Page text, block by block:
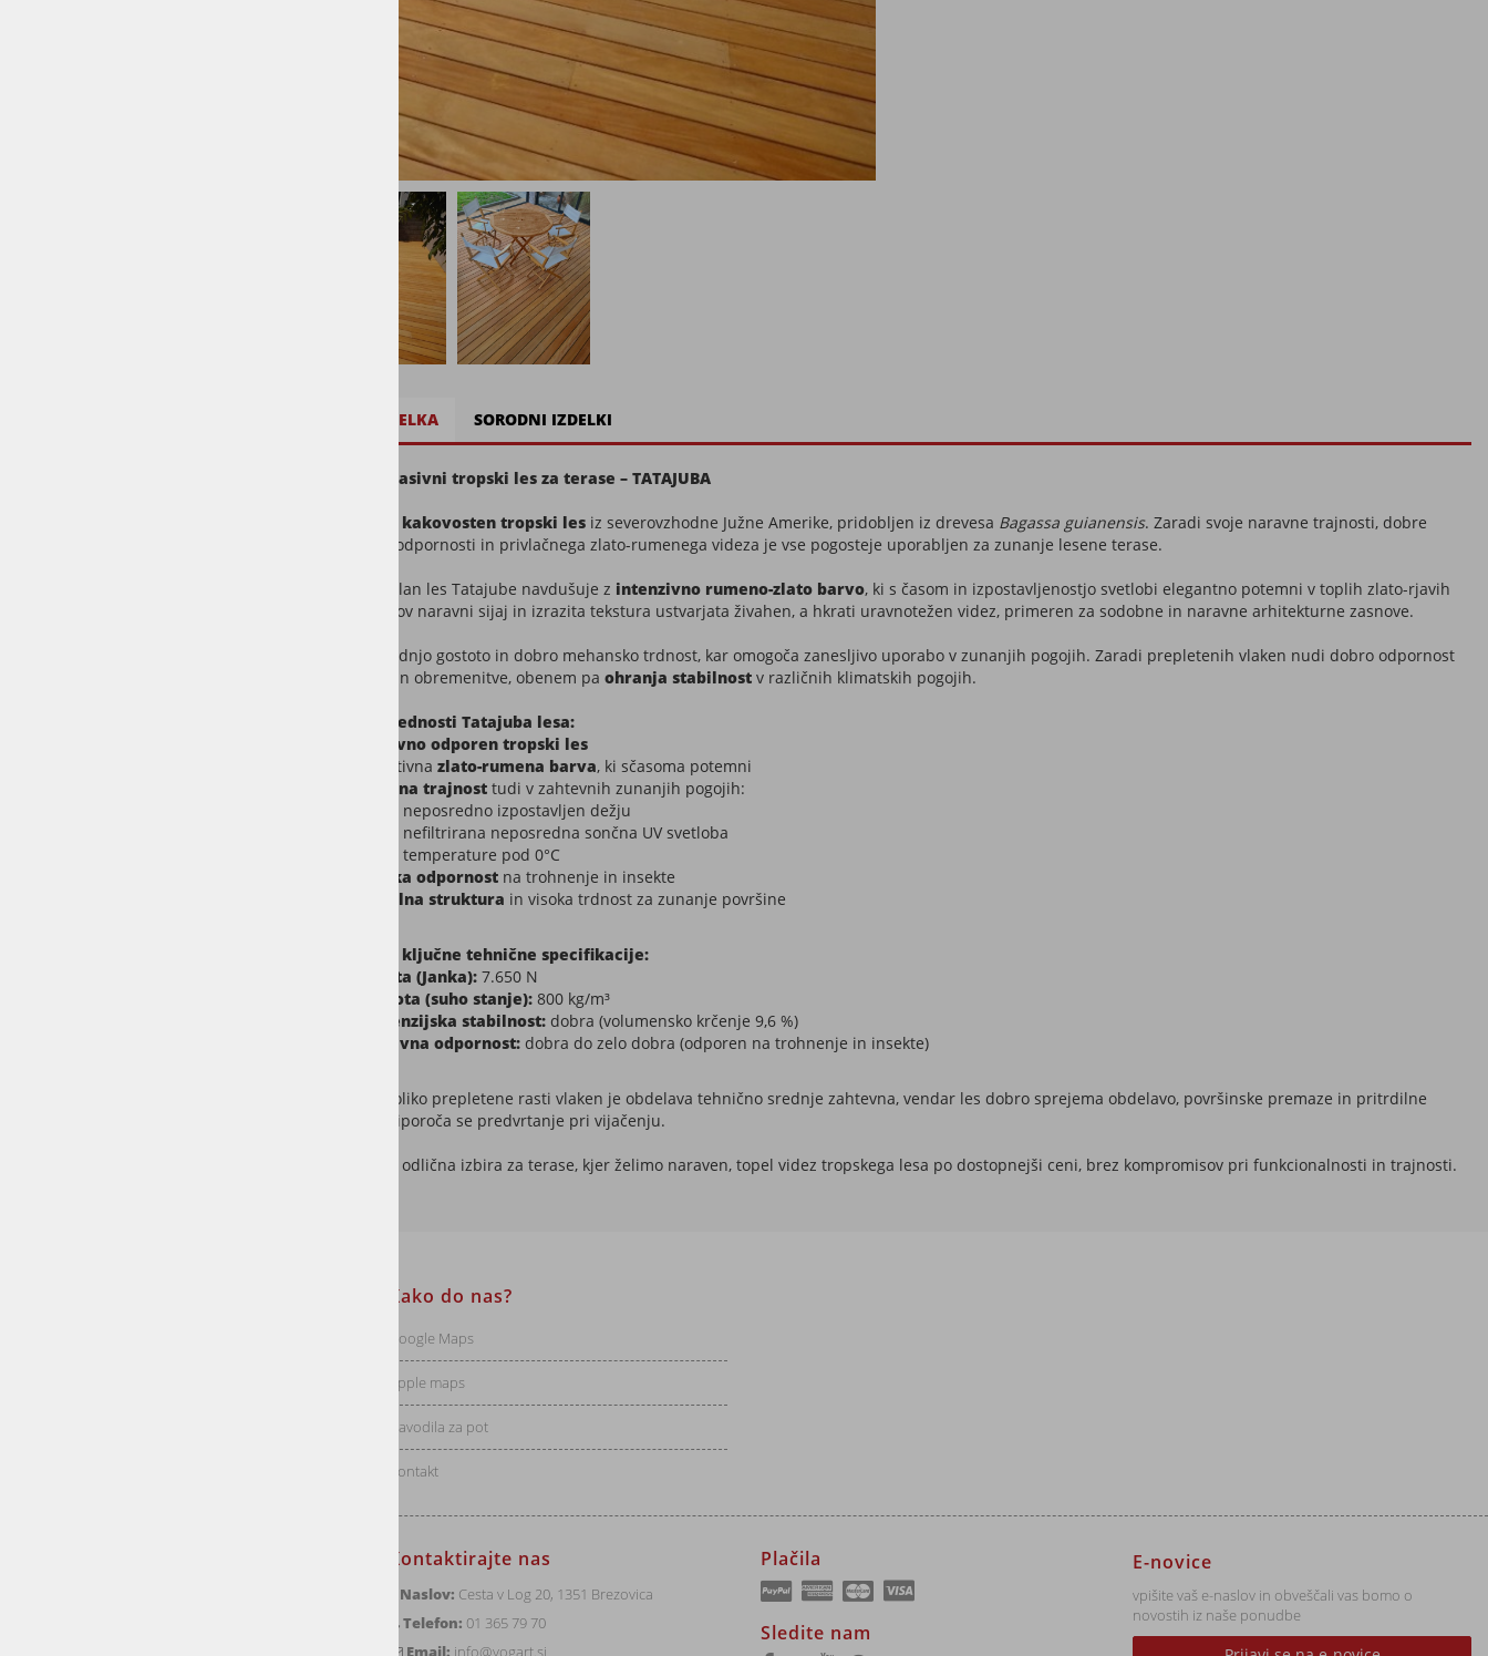
OPIS IZDELKA SORODNI IZDELKI
Decking masivni tropski les za terase – TATAJUBA
kakovosten tropski lesiz severovzhodne Južne Amerike, pridobljen iz drevesa Bagassa guianensis. Zaradi svoje naravne trajnosti, dobre
mehanske odpornosti in privlačnega zlato-rumenega videza je vse pogosteje uporabljen za zunanje lesene terase.
Sveže obdelan les Tatajube navdušuje z intenzivno rumeno-zlato barvo, ki s časom in izpostavljenostjo svetlobi elegantno potemni v toplih zlato-rjavih
tonih. Njegov naravni sijaj in izrazita tekstura ustvarjata živahen, a hkrati uravnotežen videz, primeren za sodobne in naravne arhitekturne zasnove.
Les ima srednjo gostoto in dobro mehansko trdnost, kar omogoča zanesljivo uporabo v zunanjih pogojih. Zaradi prepletenih vlaken nudi dobro odpornost
na obrabo in obremenitve, obenem pa ohranja stabilnostv različnih klimatskih pogojih.
Ključne prednosti Tatajuba lesa:
naravno odporen tropski les
atraktivna zlato-rumena barva, ki sčasoma potemni
odlična trajnost tudi v zahtevnih zunanjih pogojih:
neposredno izpostavljen dežju
nefiltrirana neposredna sončna UV svetloba
temperature pod 0°C
visoka odpornostna trohnenje in insekte
stabilna struktura in visoka trdnost za zunanje površine
Tatajuba – ključne tehnične specifikacije:
Trdota (Janka):7.650 N
Gostota (suho stanje):800 kg/m³
Dimenzijska stabilnost:dobra (volumensko krčenje 9,6 %)
Naravna odpornost:dobra do zelo dobra (odporen na trohnenje in insekte)
Zaradi nekoliko prepletene rasti vlaken je obdelava tehnično srednje zahtevna, vendar les dobro sprejema obdelavo, površinske premaze in pritrdilne
sisteme. Priporoča se predvrtanje pri vijačenju.
Tatajuba je odlična izbira za terase, kjer želimo naraven, topel videz tropskega lesa po dostopnejši ceni, brez kompromisov pri funkcionalnosti in trajnosti.
Kako do nas?
Google Maps
Apple maps
Navodila za pot
Kontakt
Kontaktirajte nas
Naslov: Cesta v Log 20, 1351 Brezovica
Telefon: 01 365 79 70
Email: info@vogart.si
Plačila
Sledite nam
E-novice
vpišite vaš e-naslov in obveščali vas bomo o
novostih iz naše ponudbe